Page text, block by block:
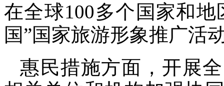
在全球100多个国家和
国”国家旅游形象推广活
惠民措施方面，开展